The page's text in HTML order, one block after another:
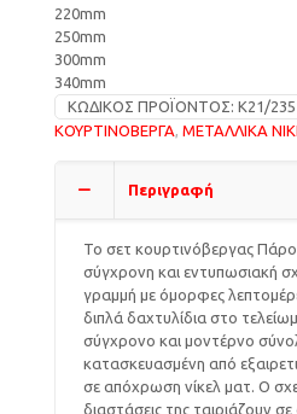
220mm
250mm
300mm
340mm
ΚΩΔΙΚΌΣ ΠΡΟΪΌΝΤΟΣ: K21/
ΚΟΥΡΤΙΝΟΒΕΡΓΑ ΜΕΤΑΛΛΙΚΑ
Περιγραφή
Το σετ κουρτινόβεργας
σύγχρονη και εντυπωσιακή
γραμμή με όμορφες
διπλά δαχτυλίδια στο
σύγχρονο και μοντέρνο
κατασκευασμένη από
σε απόχρωση νίκελ ματ. Ο
διαστάσεις της ταιριάζουν σε